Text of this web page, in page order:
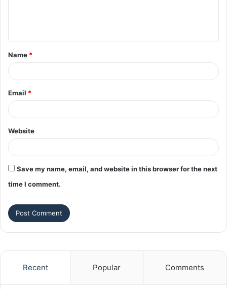
t
*
Name *
Email *
Website
Save my name, email, and website in this browser for the next
time I comment.
Recent Popular Comments